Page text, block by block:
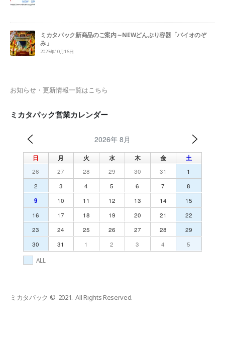
ミカタパック新商品のご案内～NEWどんぶり容器「バイオのぞ
み」
2023年10月16日
お知らせ・更新情報一覧はこちら
ミカタパック営業カレンダー
2026年 8月
日 月 火 水 木 金 土
26 27 28 29 30 31
1
2
3 4 5 6 7 8
9 10 11 12 13 14
15
16
17 18 19 20 21
22
23
24 25 26 27 28
29
30
31 1 2 3 4
5
ALL
ミカタパック © 2021. All Rights Reserved.